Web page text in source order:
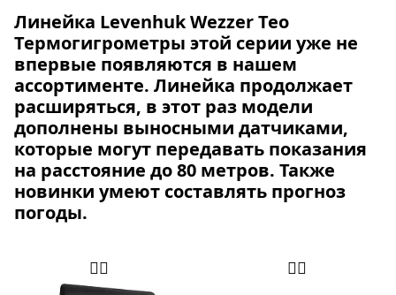
Линейка Levenhuk Wezzer Teo
Термогигрометры этой серии уже не
впервые появляются в нашем
ассортименте. Линейка продолжает
расширяться, в этот раз модели
дополнены выносными датчиками,
которые могут передавать показания
на расстояние до 80 метров. Также
новинки умеют составлять прогноз
погоды.